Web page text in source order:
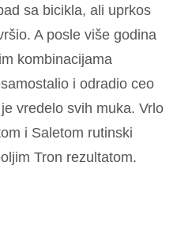
sa bicikla, ali uprkos
A posle više godina
kombinacijama
i odradio ceo
vredelo svih muka. Vrlo
i Saletom rutinski
Tron rezultatom.